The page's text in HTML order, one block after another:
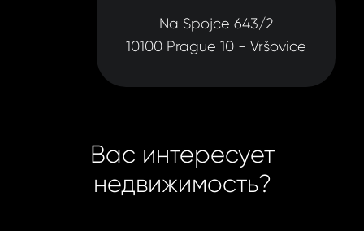
Na Spojce 643/2
10100 Prague 10 - Vršovice
Вас интересует
недвижимость?